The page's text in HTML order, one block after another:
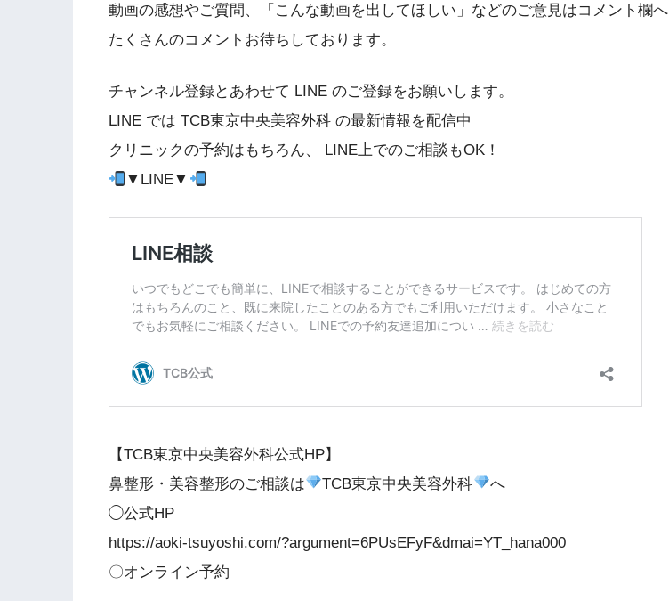
動画の感想やご質問、「こんな動画を出してほしい」などのご意見はコメント欄へ
たくさんのコメントお待ちしております。
チャンネル登録とあわせて LINE のご登録をお願いします。
LINE では TCB東京中央美容外科 の最新情報を配信中
クリニックの予約はもちろん、 LINE上でのご相談もOK！
▼LINE▼
【TCB東京中央美容外科公式HP】
鼻整形・美容整形のご相談は
TCB東京中央美容外科
へ
◯公式HP
https://aoki-tsuyoshi.com/?argument=6PUsEFyF&dmai=YT_hana000
〇オンライン予約